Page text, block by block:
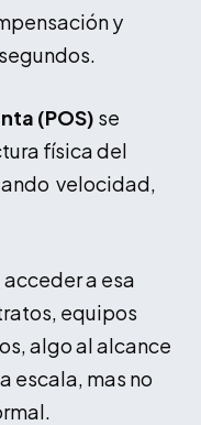
y
(POS) se
física del
velocidad,
a esa
equipos
algo al alcance
escala, mas no